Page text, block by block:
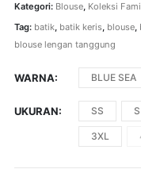
Kategori: Blouse, Koleksi
Tag: batik, batik keris, blouse,
blouse lengan tanggung
WARNA BLUE SEA
UKURAN SS S
3XL